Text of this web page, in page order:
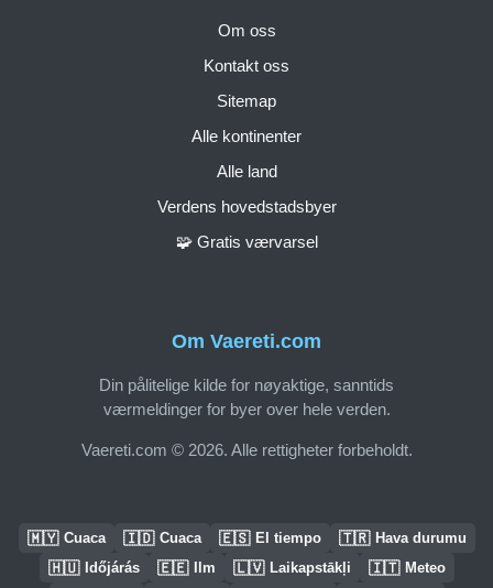
Om Vaereti.com
Din pålitelige kilde for nøyaktige, sanntids
værmeldinger for byer over hele verden.
Vaereti.com © 2026. Alle rettigheter forbeholdt.
Om oss
Kontakt oss
Sitemap
Alle kontinenter
Alle land
Verdens hovedstadsbyer
🧩 Gratis værvarsel
🇲🇾 Cuaca 🇮🇩 Cuaca 🇪🇸 El tiempo 🇹🇷 Hava durumu
🇭🇺 Időjárás 🇪🇪 Ilm 🇱🇻 Laikapstākļi 🇮🇹 Meteo